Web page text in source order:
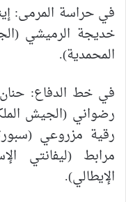
في حراسة المرمى:
خديجة الرميشي
المحمدية).
في خط الدفاع: حنان
رضواني (الجيش
رقية مزروعي
مرابط (ليفانتي
الإيطالي).